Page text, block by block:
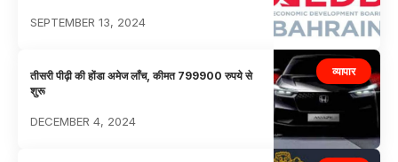
SEPTEMBER 13, 2024
व्यापार
तीसरी पीढ़ी की होंडा अमेज लाँच, कीमत 799900 रुपये से
शुरू
DECEMBER 4, 2024